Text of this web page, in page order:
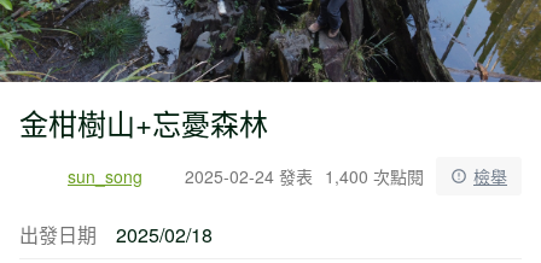
金柑樹山+忘憂森林
sun_song 2025-02-24 發表 1,400 次點閱 檢舉
出發日期 2025/02/18